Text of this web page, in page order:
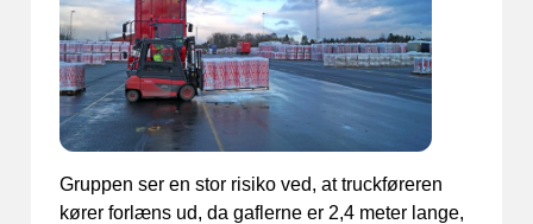
Gruppen ser en stor risiko ved, at truckføreren
kører forlæns ud, da gaflerne er 2,4 meter lange,